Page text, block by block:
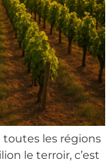
toutes les régions
le terroir, c’est